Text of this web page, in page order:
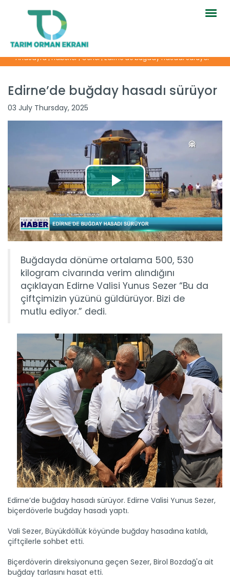
Anasayfa|Haberler|Genel|Edirne’de buğday hasadı sürüyor
Edirne’de buğday hasadı sürüyor
03 July Thursday, 2025
Buğdayda dönüme ortalama 500, 530
kilogram civarında verim alındığını
açıklayan Edirne Valisi Yunus Sezer “Bu da
çiftçimizin yüzünü güldürüyor. Bizi de
mutlu ediyor.” dedi.
Edirne’de buğday hasadı sürüyor. Edirne Valisi Yunus Sezer,
biçerdöverle buğday hasadı yaptı.
Vali Sezer, Büyükdöllük köyünde buğday hasadına katıldı,
çiftçilerle sohbet etti.
Biçerdöverin direksiyonuna geçen Sezer, Birol Bozdağ'a ait
buğday tarlasını hasat etti.